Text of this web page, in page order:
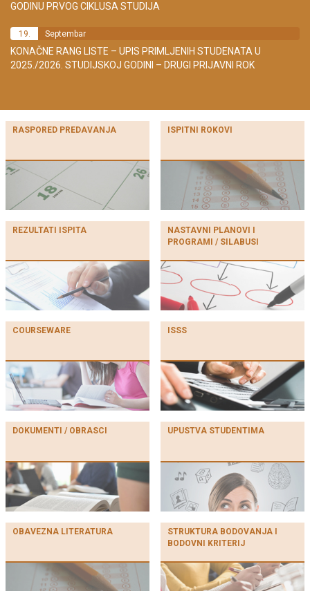
GODINU PRVOG CIKLUSA STUDIJA
19. Septembar
KONAČNE RANG LISTE – UPIS PRIMLJENIH STUDENATA U
2025./2026. STUDIJSKOJ GODINI – DRUGI PRIJAVNI ROK
RASPORED PREDAVANJA ISPITNI ROKOVI
REZULTATI ISPITA
NASTAVNI PLANOVI I
PROGRAMI / SILABUSI
COURSEWARE ISSS
DOKUMENTI / OBRASCI UPUSTVA STUDENTIMA
OBAVEZNA LITERATURA
STRUKTURA BODOVANJA I
BODOVNI KRITERIJ